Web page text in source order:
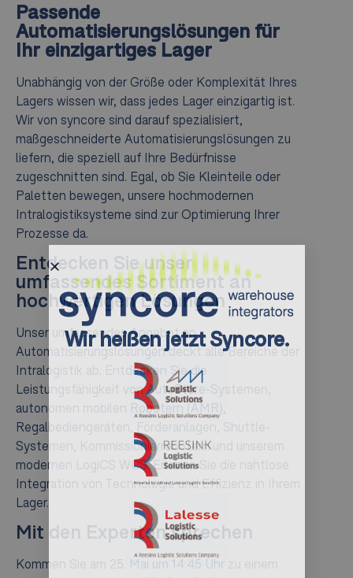
Passende
Automatisierungslösungen für
Ihr einzigartiges Lager
Unabhängig von der Größe oder Komplexität Ihres
Lagers wissen wir, dass jedes Lager einzigartig ist.
Wir von syncore sind darauf spezialisiert,
maßgeschneiderte Automatisierungslösungen zu
liefern, die speziell auf Ihre Bedürfnisse
zugeschnitten sind. Egal, ob Sie Kleinteile oder
Paletten bewegen, unsere hochmodernen
Intralogistiksysteme sind zur Optimierung Ihrer
Prozesse da.
Entdecken Sie unser
umfassendes Sortiment an
hochwertigen Lösungen
Unser umfassendes Angebot an
Automatisierungslösungen deckt alle Bereiche der
Intralogistik ab. Entdecken Sie die
Leistungsfähigkeit von AutoStore-Systemen,
autonomen mobilen Robotern (AMR),
Regalbediengeräten, Förderanlagen, Shuttle-
Systemen, Kommissionierrobotern und unserem
modernen LogiCS WCS. Erleben Sie die nahtlose
Integration von Technologie und Effizienz in Ihrem
Lager.
Mit den Experten sprechen
Kommen Sie am 25. Mai um 14:45 Uhr zu einem
Wir heißen jetzt Syncore.